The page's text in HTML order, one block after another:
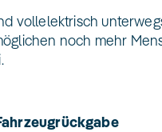
vollelektrisch
noch mehr